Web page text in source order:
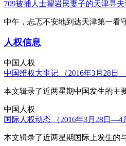
709被捕人士翟岩民妻子的天津寻
中午，忐忑不安地到达天津第一看
人权信息
中国人权
中国维权大事记 （2016年3月28日
本文辑录了近两星期中国发生的主
中国人权
国际人权动态 （2016年3月28日—4
本文辑录了近两星期国际上发生的